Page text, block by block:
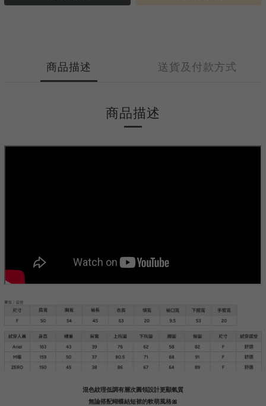
商品描述 送貨及付款方式
商品描述
混色紋理低調有層次圓領設計更顯氣質
無論搭配蝴蝶結短裙的軟萌風格🎀